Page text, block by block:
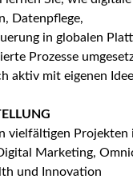
Datenpflege,
in globalen
Prozesse
aktiv mit eigenen
vielfältigen Projekten
Marketing,
und Innovation